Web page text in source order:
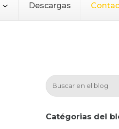
Descargas
Catégorias del